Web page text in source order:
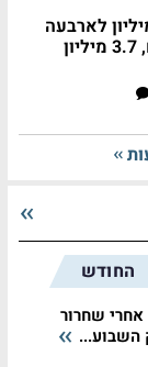
5.1 מיליון לארבעה
חדרים חדשים, 3.7 מיליון
החודש
ספייס X זינקה 15.8% אחרי שחרור
השבוע...